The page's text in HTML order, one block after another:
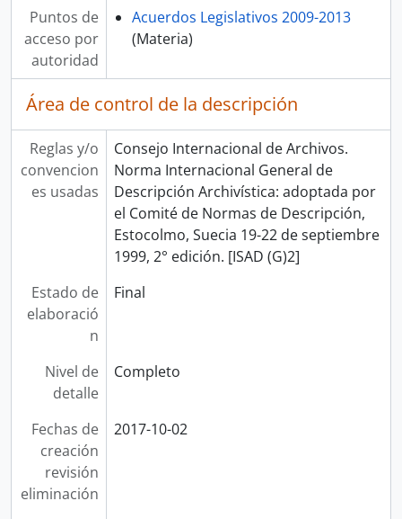
Puntos de
acceso por
autoridad
Acuerdos Legislativos 2009-2013
(Materia)
Área de control de la descripción
Reglas y/o
convencion
es usadas
Consejo Internacional de Archivos.
Norma Internacional General de
Descripción Archivística: adoptada por
el Comité de Normas de Descripción,
Estocolmo, Suecia 19-22 de septiembre
1999, 2° edición. [ISAD (G)2]
Estado de
elaboració
n
Final
Nivel de
detalle
Completo
Fechas de
creación
revisión
eliminación
2017-10-02